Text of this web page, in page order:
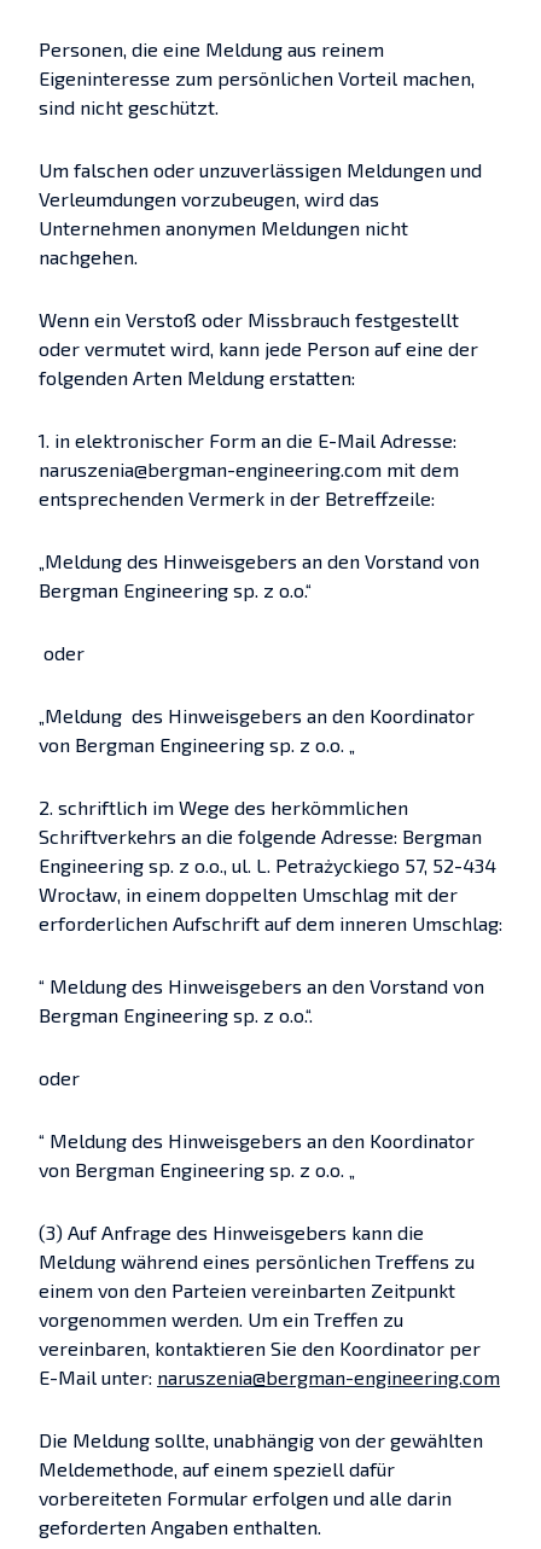
Personen, die eine Meldung aus reinem
Eigeninteresse zum persönlichen Vorteil machen,
sind nicht geschützt.
Um falschen oder unzuverlässigen Meldungen und
Verleumdungen vorzubeugen, wird das
Unternehmen anonymen Meldungen nicht
nachgehen.
Wenn ein Verstoß oder Missbrauch festgestellt
oder vermutet wird, kann jede Person auf eine der
folgenden Arten Meldung erstatten:
1. in elektronischer Form an die E-Mail Adresse:
naruszenia@bergman-engineering.com mit dem
entsprechenden Vermerk in der Betreffzeile:
„Meldung des Hinweisgebers an den Vorstand von
Bergman Engineering sp. z o.o.“
oder
„Meldung des Hinweisgebers an den Koordinator
von Bergman Engineering sp. z o.o. „
2. schriftlich im Wege des herkömmlichen
Schriftverkehrs an die folgende Adresse: Bergman
Engineering sp. z o.o., ul. L. Petrażyckiego 57, 52-434
Wrocław, in einem doppelten Umschlag mit der
erforderlichen Aufschrift auf dem inneren Umschlag:
“ Meldung des Hinweisgebers an den Vorstand von
Bergman Engineering sp. z o.o.“.
oder
“ Meldung des Hinweisgebers an den Koordinator
von Bergman Engineering sp. z o.o. „
(3) Auf Anfrage des Hinweisgebers kann die
Meldung während eines persönlichen Treffens zu
einem von den Parteien vereinbarten Zeitpunkt
vorgenommen werden. Um ein Treffen zu
vereinbaren, kontaktieren Sie den Koordinator per
E-Mail unter: naruszenia@bergman-engineering.com
Die Meldung sollte, unabhängig von der gewählten
Meldemethode, auf einem speziell dafür
vorbereiteten Formular erfolgen und alle darin
geforderten Angaben enthalten.